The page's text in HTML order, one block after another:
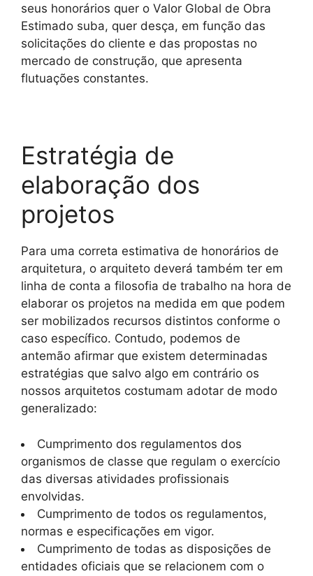
seus honorários quer o Valor Global de Obra
Estimado suba, quer desça, em função das
solicitações do cliente e das propostas no
mercado de construção, que apresenta
flutuações constantes.
Estratégia de
elaboração dos
projetos
Para uma correta estimativa de honorários de
arquitetura, o arquiteto deverá também ter em
linha de conta a filosofia de trabalho na hora de
elaborar os projetos na medida em que podem
ser mobilizados recursos distintos conforme o
caso específico. Contudo, podemos de
antemão afirmar que existem determinadas
estratégias que salvo algo em contrário os
nossos arquitetos costumam adotar de modo
generalizado:
Cumprimento dos regulamentos dos
organismos de classe que regulam o exercício
das diversas atividades profissionais
envolvidas.
Cumprimento de todos os regulamentos,
normas e especificações em vigor.
Cumprimento de todas as disposições de
entidades oficiais que se relacionem com o